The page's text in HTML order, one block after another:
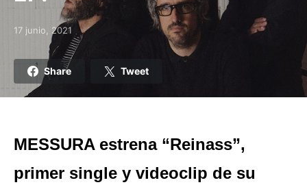
Posted on
17 junio, 2021
Share Tweet
MESSURA estrena “Reinass”,
primer single y videoclip de su